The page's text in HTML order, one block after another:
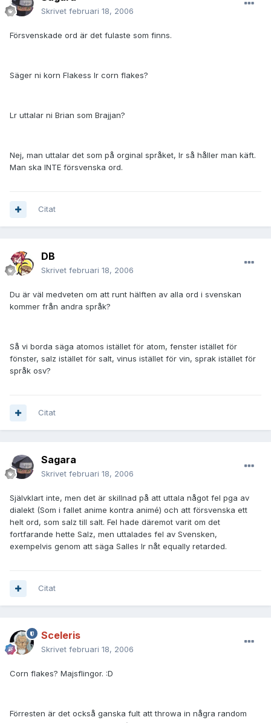
Skrivet februari 18, 2006
Försvenskade ord är det fulaste som finns.
Säger ni korn Flakess lr corn flakes?
Lr uttalar ni Brian som Brajjan?
Nej, man uttalar det som på orginal språket, lr så håller man käft.
Man ska INTE försvenska ord.
Citat
DB
Skrivet februari 18, 2006
Du är väl medveten om att runt hälften av alla ord i svenskan
kommer från andra språk?
Så vi borda säga atomos istället för atom, fenster istället för
fönster, salz istället för salt, vinus istället för vin, sprak istället för
språk osv?
Citat
Sagara
Skrivet februari 18, 2006
Självklart inte, men det är skillnad på att uttala något fel pga av
dialekt (Som i fallet anime kontra animé) och att försvenska ett
helt ord, som salz till salt. Fel hade däremot varit om det
fortfarande hette Salz, men uttalades fel av Svensken,
exempelvis genom att säga Salles lr nåt equally retarded.
Citat
Sceleris
Skrivet februari 18, 2006
Corn flakes? Majsflingor. :D
Förresten är det också ganska fult att throwa in några random